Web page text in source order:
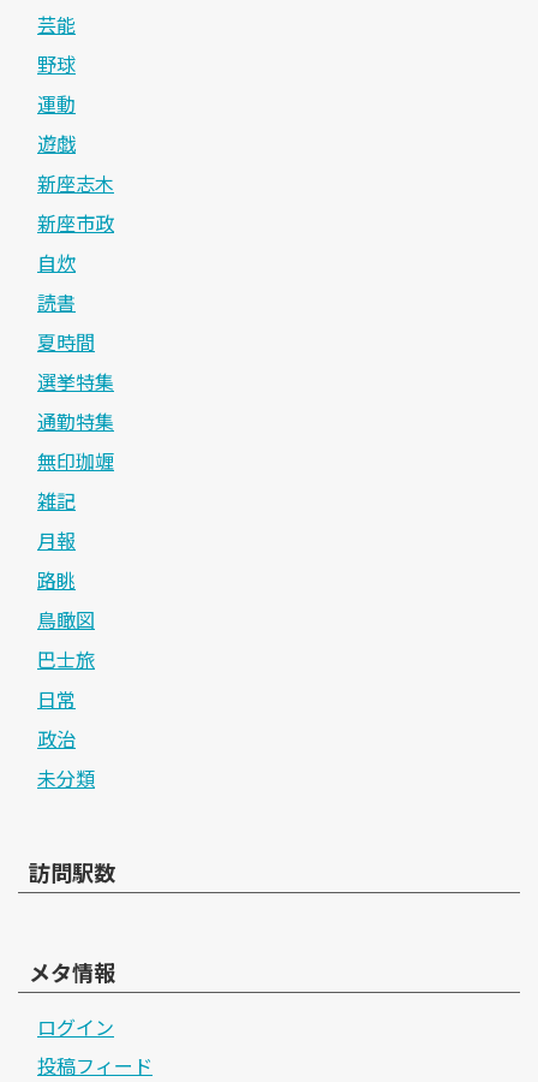
芸能
野球
運動
遊戯
新座志木
新座市政
自炊
読書
夏時間
選挙特集
通勤特集
無印珈竰
雑記
月報
路眺
鳥瞰図
巴士旅
日常
政治
未分類
訪問駅数
メタ情報
ログイン
投稿フィード